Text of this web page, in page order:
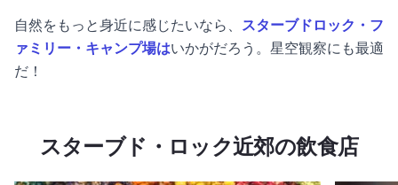
自然をもっと身近に感じたいなら、 スターブドロック・フ
ァミリー・キャンプ場はいかがだろう 。星空観察にも最適
だ！
スターブド・ロック近郊の飲食店